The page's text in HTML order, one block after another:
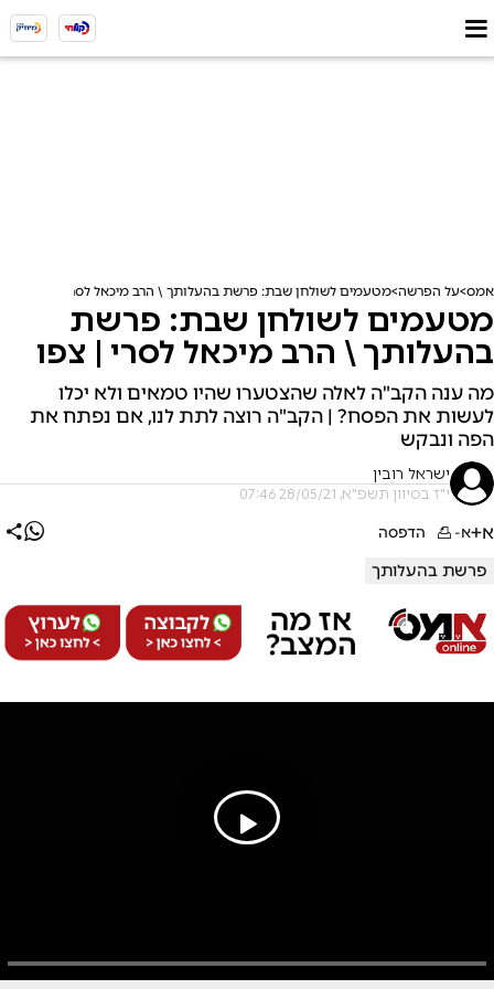
אמס על הפרשה מטעמים לשולחן שבת: פרשת בהעלותך \ הרב מיכאל לסרי | צפו
מטעמים לשולחן שבת: פרשת
בהעלותך \ הרב מיכאל לסרי | צפו
מה ענה הקב"ה לאלה שהצטערו שהיו טמאים ולא יכלו
לעשות את הפסח? | הקב"ה רוצה לתת לנו, אם נפתח את
הפה ונבקש
ישראל רובין
י"ז בסיוון תשפ"א, 28/05/21 07:46
א+א- הדפסה
פרשת בהעלותך